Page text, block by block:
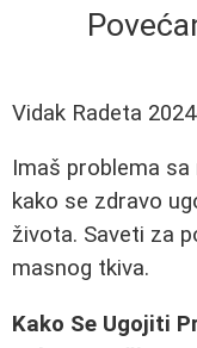
Vidak Radeta
Imaš problema
kako se zdravo
života. Saveti za
masnog tkiva.
Kako Se Ugojiti